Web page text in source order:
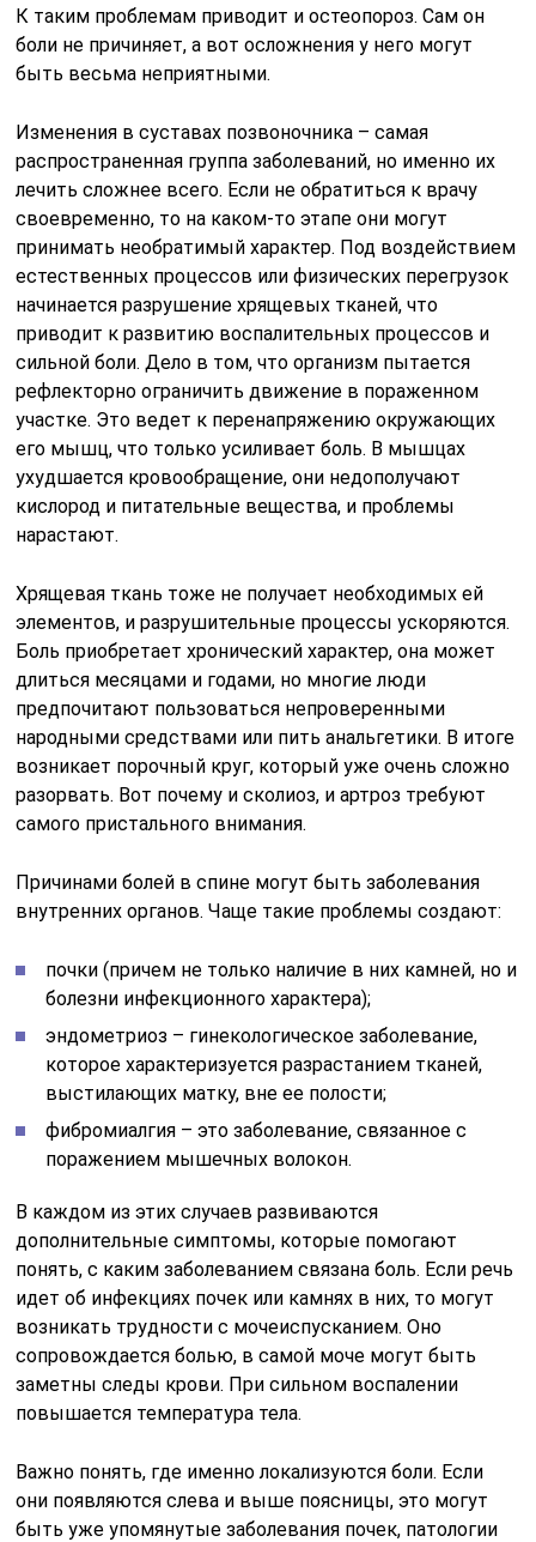
К таким проблемам приводит и остеопороз. Сам он
боли не причиняет, а вот осложнения у него могут
быть весьма неприятными.
Изменения в суставах позвоночника – самая
распространенная группа заболеваний, но именно их
лечить сложнее всего. Если не обратиться к врачу
своевременно, то на каком-то этапе они могут
принимать необратимый характер. Под воздействием
естественных процессов или физических перегрузок
начинается разрушение хрящевых тканей, что
приводит к развитию воспалительных процессов и
сильной боли. Дело в том, что организм пытается
рефлекторно ограничить движение в пораженном
участке. Это ведет к перенапряжению окружающих
его мышц, что только усиливает боль. В мышцах
ухудшается кровообращение, они недополучают
кислород и питательные вещества, и проблемы
нарастают.
Хрящевая ткань тоже не получает необходимых ей
элементов, и разрушительные процессы ускоряются.
Боль приобретает хронический характер, она может
длиться месяцами и годами, но многие люди
предпочитают пользоваться непроверенными
народными средствами или пить анальгетики. В итоге
возникает порочный круг, который уже очень сложно
разорвать. Вот почему и сколиоз, и артроз требуют
самого пристального внимания.
Причинами болей в спине могут быть заболевания
внутренних органов. Чаще такие проблемы создают:
почки (причем не только наличие в них камней, но и
болезни инфекционного характера);
эндометриоз – гинекологическое заболевание,
которое характеризуется разрастанием тканей,
выстилающих матку, вне ее полости;
фибромиалгия – это заболевание, связанное с
поражением мышечных волокон.
В каждом из этих случаев развиваются
дополнительные симптомы, которые помогают
понять, с каким заболеванием связана боль. Если речь
идет об инфекциях почек или камнях в них, то могут
возникать трудности с мочеиспусканием. Оно
сопровождается болью, в самой моче могут быть
заметны следы крови. При сильном воспалении
повышается температура тела.
Важно понять, где именно локализуются боли. Если
они появляются слева и выше поясницы, это могут
быть уже упомянутые заболевания почек, патологии